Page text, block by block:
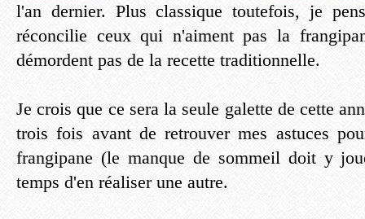
l'an dernier. Plus classique toutefois, je
réconcilie ceux qui n'aiment pas la
démordent pas de la recette traditionnelle.
Je crois que ce sera la seule galette de cette
trois fois avant de retrouver mes astuces
frangipane (le manque de sommeil doit y
temps d'en réaliser une autre.